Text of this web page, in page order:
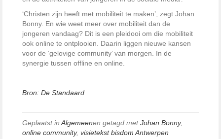
‘Christen zijn heeft met mobiliteit te maken’, zegt Johan
Bonny. En wie weet meer over mobiliteit dan de
jongeren vandaag? Dit is een pleidooi om die mobiliteit
ook online te ontplooien. Daarin liggen nieuwe kansen
voor de ‘gelovige community’ van morgen. In de
synergie tussen offline en online.
Bron: De Standaard
Geplaatst in Algemeenen getagd metJohan Bonny,
online community, visietekst bisdom Antwerpen